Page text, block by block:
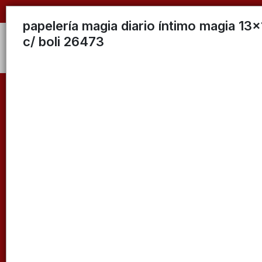
papelería magia diario íntimo magia
c/ boli 26473